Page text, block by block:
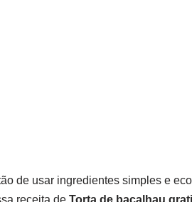
de usar ingredientes simples e